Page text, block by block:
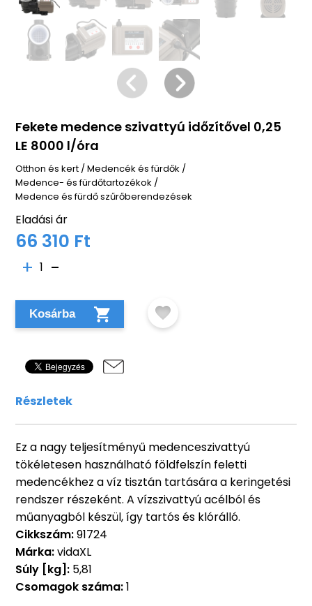
Fekete medence szivattyú időzítővel 0,25
LE 8000 l/óra
Otthon és kert /Medencék és fürdők /
Medence- és fürdőtartozékok /
Medence és fürdő szűrőberendezések
Eladási ár
66 310 Ft
1
Kosárba
Részletek
Ez a nagy teljesítményű medenceszivattyú
tökéletesen használható földfelszín feletti
medencékhez a víz tisztán tartására a keringetési
rendszer részeként. A vízszivattyú acélból és
műanyagból készül, így tartós és klórálló.
Cikkszám:91724
Márka:vidaXL
Súly [kg]: 5,81
Csomagok száma:1